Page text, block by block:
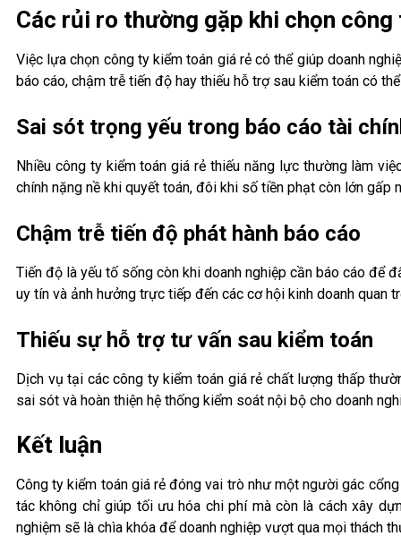
Các rủi ro thường gặp khi chọn
Việc lựa chọn công ty kiểm toán giá rẻ có thể giúp doanh
báo cáo, chậm trễ tiến độ hay thiếu hỗ trợ sau kiểm toán có
Sai sót trọng yếu trong báo cáo tài
Nhiều công ty kiểm toán giá rẻ thiếu năng lực thường làm
chính nặng nề khi quyết toán, đôi khi số tiền phạt còn lớn gấp
Chậm trễ tiến độ phát hành báo cáo
Tiến độ là yếu tố sống còn khi doanh nghiệp cần báo cáo để
uy tín và ảnh hưởng trực tiếp đến các cơ hội kinh doanh quan
Thiếu sự hỗ trợ tư vấn sau kiểm toán
Dịch vụ tại các công ty kiểm toán giá rẻ chất lượng thấp
sai sót và hoàn thiện hệ thống kiểm soát nội bộ cho doanh
Kết luận
Công ty kiểm toán giá rẻ đóng vai trò như một người gác
tác không chỉ giúp tối ưu hóa chi phí mà còn là cách xây
nghiệm sẽ là chìa khóa để doanh nghiệp vượt qua mọi thách